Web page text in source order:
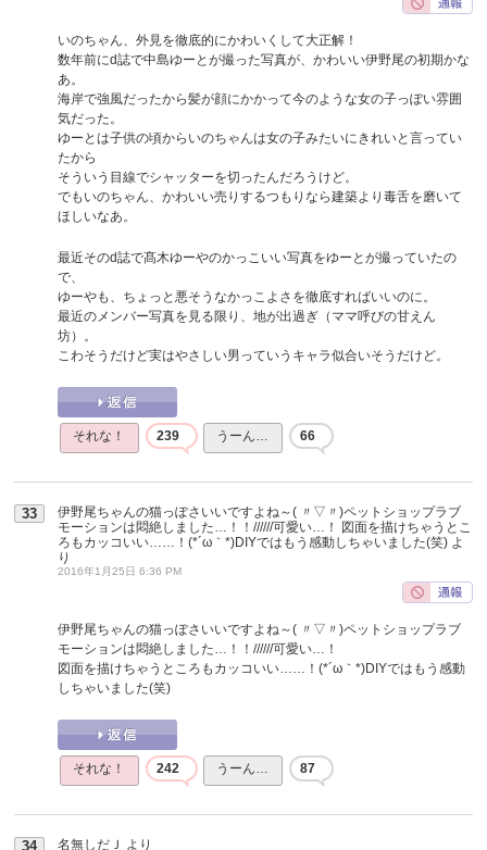
いのちゃん、外見を徹底的にかわいくして大正解！
数年前にd誌で中島ゆーとが撮った写真が、かわいい伊野尾の初期かな
あ。
海岸で強風だったから髪が顔にかかって今のような女の子っぽい雰囲
気だった。
ゆーとは子供の頃からいのちゃんは女の子みたいにきれいと言ってい
たから
そういう目線でシャッターを切ったんだろうけど。
でもいのちゃん、かわいい売りするつもりなら建築より毒舌を磨いて
ほしいなあ。
最近そのd誌で髙木ゆーやのかっこいい写真をゆーとが撮っていたの
で、
ゆーやも、ちょっと悪そうなかっこよさを徹底すればいいのに。
最近のメンバー写真を見る限り、地が出過ぎ（ママ呼びの甘えん
坊）。
こわそうだけど実はやさしい男っていうキャラ似合いそうだけど。
それな！ 239 うーん… 66
33
伊野尾ちゃんの猫っぽさいいですよね～( 〃▽〃)ペットショップラブ
モーションは悶絶しました…！！//////可愛い…！ 図面を描けちゃうとこ
ろもカッコいい……！(*´ω｀*)DIYではもう感動しちゃいました(笑) よ
り
2016年1月25日 6:36 PM
伊野尾ちゃんの猫っぽさいいですよね～( 〃▽〃)ペットショップラブ
モーションは悶絶しました…！！//////可愛い…！
図面を描けちゃうところもカッコいい……！(*´ω｀*)DIYではもう感動
しちゃいました(笑)
それな！ 242 うーん… 87
34 名無しだＪ より